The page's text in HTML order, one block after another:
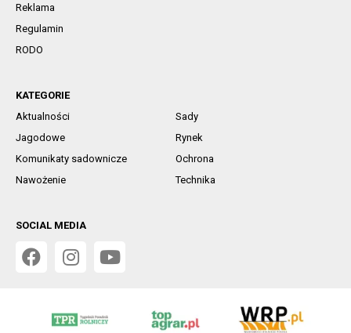
Reklama
Regulamin
RODO
KATEGORIE
Aktualności
Sady
Jagodowe
Rynek
Komunikaty sadownicze
Ochrona
Nawożenie
Technika
SOCIAL MEDIA